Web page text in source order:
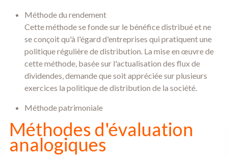
Méthode du rendement
Cette méthode se fonde sur le bénéfice distribué et ne
se conçoit qu'à l'égard d'entreprises qui pratiquent une
politique régulière de distribution. La mise en œuvre de
cette méthode, basée sur l'actualisation des flux de
dividendes, demande que soit appréciée sur plusieurs
exercices la politique de distribution de la société.
Méthode patrimoniale
Méthodes d'évaluation
analogiques